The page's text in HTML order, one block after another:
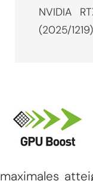
NVIDIA
(2025/1219)
maximales